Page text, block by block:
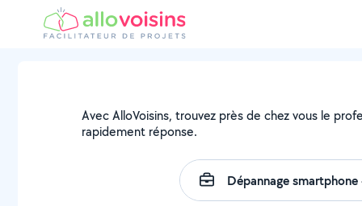
Avec AlloVoisins, trouvez près de chez vous le
rapidement réponse.